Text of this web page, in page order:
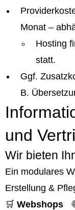
Monat –
Hosting
statt.
Ggf.
B.
und
Wir bieten
Ein modulares
Erstellung &
🛒 Webshops